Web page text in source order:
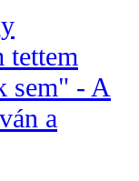
tettem
sem" - A
a